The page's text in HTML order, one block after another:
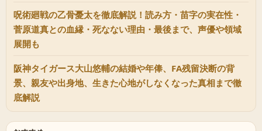
呪術廻戦の乙骨憂太を徹底解説！読み方・苗字の実在性・
菅原道真との血縁・死なない理由・最後まで、声優や領域
展開も
阪神タイガース大山悠輔の結婚や年俸、FA残留決断の背
景、親友や出身地、生きた心地がしなくなった真相まで徹
底解説